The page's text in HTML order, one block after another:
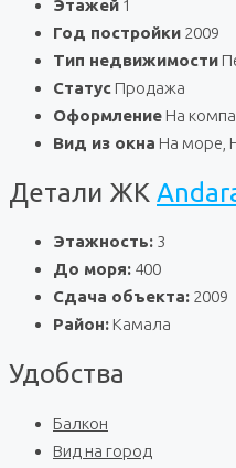
Этажей 1
Год постройки 2009
Тип недвижимости
Статус Продажа
Оформление На
Вид из окна На море,
Детали ЖК
Этажность: 3
До моря: 400
Сдача объекта: 2009
Район: Камала
Удобства
Балкон
Вид на город